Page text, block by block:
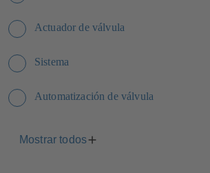
Actuador de válvula
Sistema
Automatización de válvula
Mostrar todos